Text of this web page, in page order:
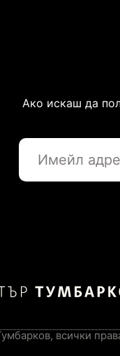
Ако искаш да
всички